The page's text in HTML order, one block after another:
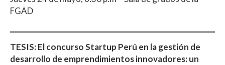
FGAD
TESIS: El concurso Startup Perú en la gestión de
desarrollo de emprendimientos innovadores: un